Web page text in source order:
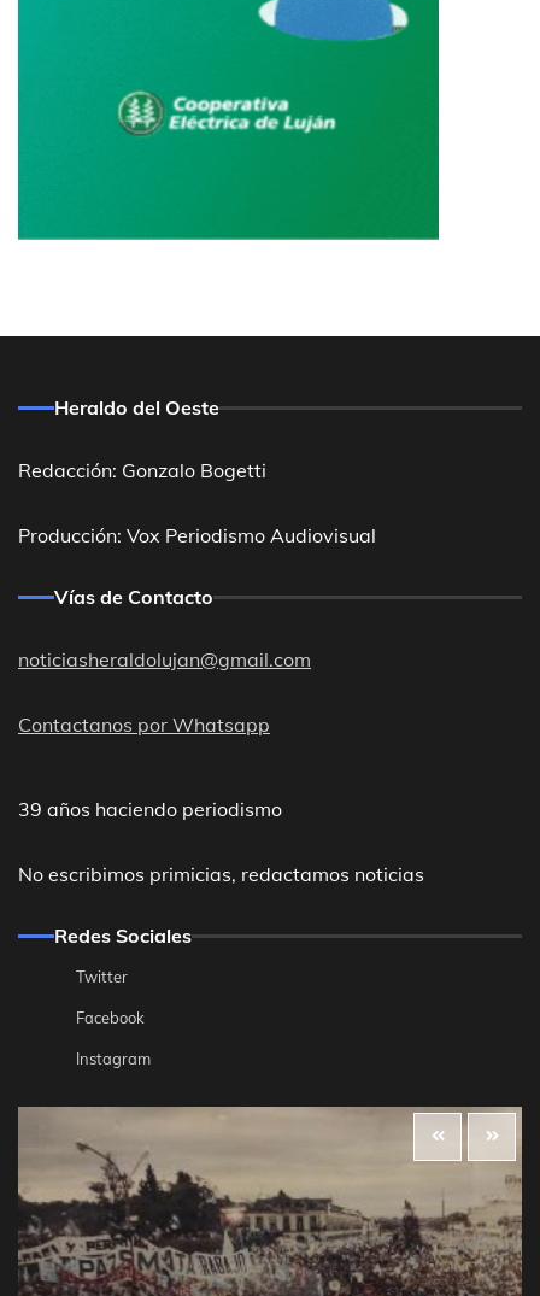
Heraldo del Oeste
Redacción: Gonzalo Bogetti
Producción: Vox Periodismo Audiovisual
Vías de Contacto
noticiasheraldolujan@gmail.com
Contactanos por Whatsapp
39 años haciendo periodismo
No escribimos primicias, redactamos noticias
Redes Sociales
Twitter
Facebook
Instagram